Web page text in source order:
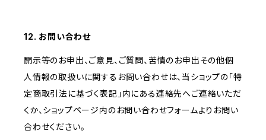
12. お問い合わせ
開示等のお申出、ご意見、ご質問、苦情のお申出その他個
人情報の取扱いに関するお問い合わせは、当ショップの「特
定商取引法に基づく表記」内にある連絡先へご連絡いただ
くか、ショップページ内のお問い合わせフォームよりお問い
合わせください。